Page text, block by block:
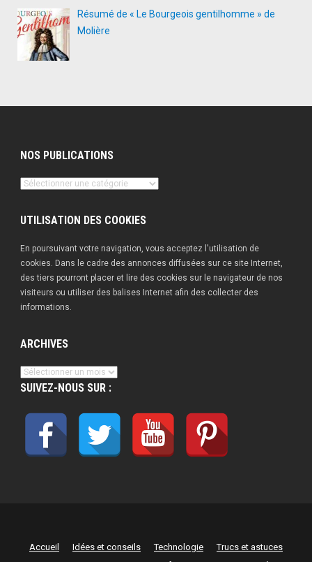
Résumé de « Le Bourgeois gentilhomme » de
Molière
NOS PUBLICATIONS
Nos
UTILISATION DES COOKIES
En poursuivant votre navigation, vous acceptez l'utilisation de
cookies. Dans le cadre des annonces diffusées sur ce site Internet,
des tiers pourront placer et lire des cookies sur le navigateur de nos
visiteurs ou utiliser des balises Internet afin des collecter des
informations.
ARCHIVES
Archives
SUIVEZ-NOUS SUR :
Accueil Idées et conseils Technologie
Trucs et astuces